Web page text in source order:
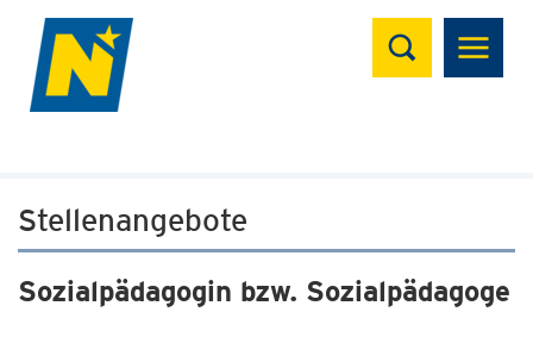
Suchen
Stellenangebote
Sozialpädagogin bzw. Sozialpädagoge